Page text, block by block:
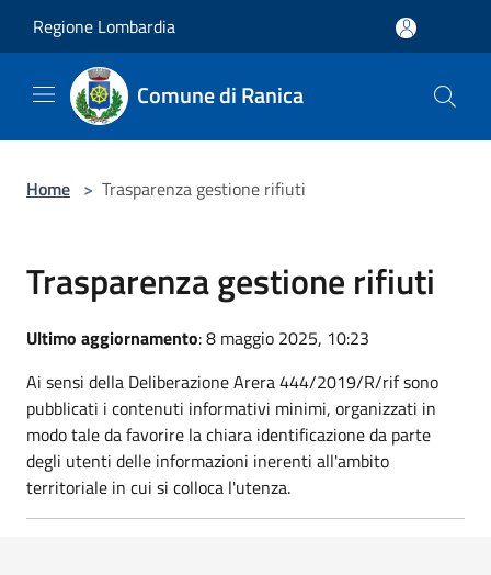
Regione Lombardia
Comune di Ranica
Home > Trasparenza gestione rifiuti
Trasparenza gestione rifiuti
Ultimo aggiornamento: 8 maggio 2025, 10:23
Ai sensi della Deliberazione Arera 444/2019/R/rif sono
pubblicati i contenuti informativi minimi, organizzati in
modo tale da favorire la chiara identificazione da parte
degli utenti delle informazioni inerenti all'ambito
territoriale in cui si colloca l'utenza.